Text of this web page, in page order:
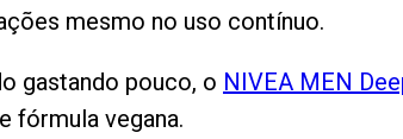
mesmo no uso contínuo.
gastando pouco, o NIVEA MEN
fórmula vegana.